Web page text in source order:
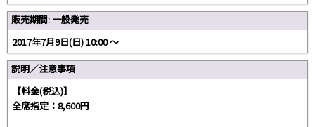
販売期間: 一般発売
2017年7月9日(日) 10:00 〜
説明／注意事項
【料金(税込)】
全席指定：8,600円